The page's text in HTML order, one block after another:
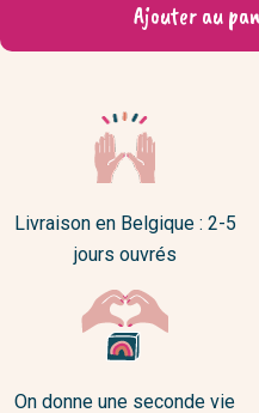
Ajouter au
Livraison en Belgique : 2-5
jours ouvrés
On donne une seconde vie